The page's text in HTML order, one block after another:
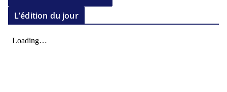
L’édition du jour